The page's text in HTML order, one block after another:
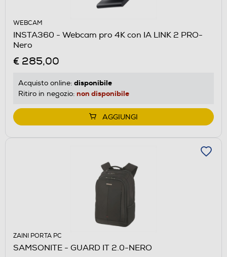
WEBCAM
INSTA360 - Webcam pro 4K con IA LINK 2 PRO-
Nero
€ 285,00
Acquisto online: disponibile
Ritiro in negozio: non disponibile
AGGIUNGI
ZAINI PORTA PC
SAMSONITE - GUARD IT 2.0-NERO